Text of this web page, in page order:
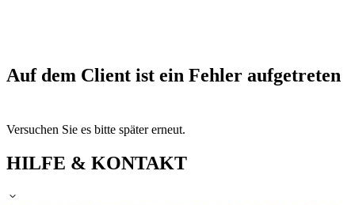
Auf dem Client ist ein Fehler aufgetreten
Versuchen Sie es bitte später erneut.
HILFE & KONTAKT